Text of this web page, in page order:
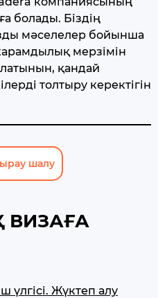
болады. Біздің
мәселелер бойынша
мерзімін
қандай
толтыру керектігін
шалу
ВИЗАҒА
үлгісі. Жүктеп алу